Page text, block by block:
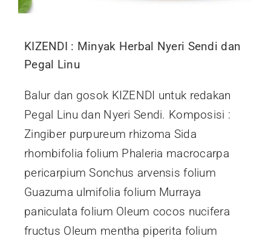
KIZENDI : Minyak Herbal Nyeri Sendi dan
Pegal Linu
Balur dan gosok KIZENDI untuk redakan
Pegal Linu dan Nyeri Sendi. Komposisi :
Zingiber purpureum rhizoma Sida
rhombifolia folium Phaleria macrocarpa
pericarpium Sonchus arvensis folium
Guazuma ulmifolia folium Murraya
paniculata folium Oleum cocos nucifera
fructus Oleum mentha piperita folium